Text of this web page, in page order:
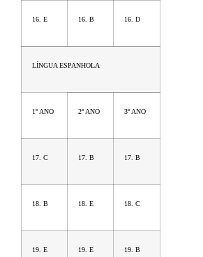
16. E 16. B 16. D
LÍNGUA ESPANHOLA
1º ANO 2º ANO 3º ANO
17. C 17. B 17. B
18. B 18. E 18. C
19. E 19. E 19. B